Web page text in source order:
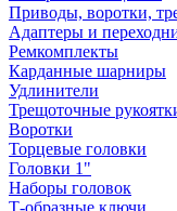
Приводы, воротки,
Адаптеры и
Ремкомплекты
Карданные шарниры
Удлинители
Трещоточные
Воротки
Торцевые головки
Головки 1"
Наборы головок
Т-образные ключи